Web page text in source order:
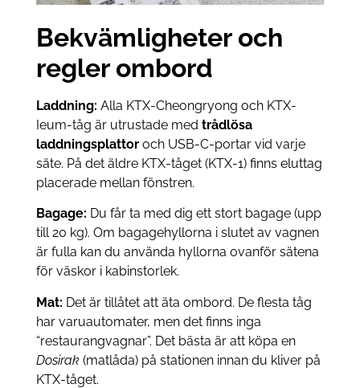
Bekvämligheter och
regler ombord
Laddning: Alla KTX-Cheongryong och KTX-
Ieum-tåg är utrustade med trådlösa
laddningsplattoroch USB-C-portar vid varje
säte. På det äldre KTX-tåget (KTX-1) finns eluttag
placerade mellan fönstren.
Bagage: Du får ta med dig ett stort bagage (upp
till 20 kg). Om bagagehyllorna i slutet av vagnen
är fulla kan du använda hyllorna ovanför sätena
för väskor i kabinstorlek.
Mat: Det är tillåtet att äta ombord. De flesta tåg
har varuautomater, men det finns inga
“restaurangvagnar”. Det bästa är att köpa en
Dosirak(matlåda) på stationen innan du kliver på
KTX-tåget.